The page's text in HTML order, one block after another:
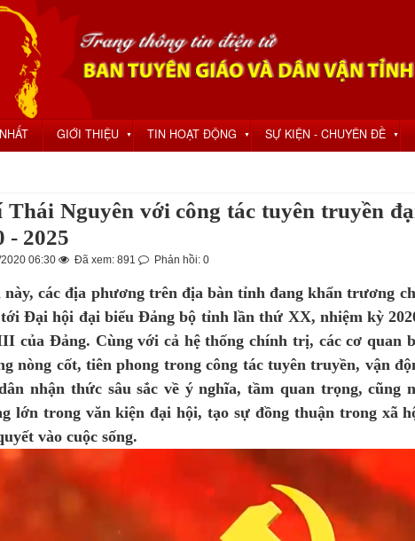
GIỚI THIỆU ▼ TIN HOẠT ĐỘNG ▼ SỰ KIỆN - CHUYÊN ĐỀ ▼
Thái Nguyên với công tác tuyên truyền
- 2025
06:30 Đã xem: 891 Phản hồi: 0
các địa phương trên địa bàn tỉnh đang khẩn trương
Đại hội đại biểu Đảng bộ tỉnh lần thứ XX, nhiệm kỳ
của Đảng. Cùng với cả hệ thống chính trị, các cơ quan
nòng cốt, tiên phong trong công tác tuyên truyền, vận
nhận thức sâu sắc về ý nghĩa, tầm quan trọng, cũng
lớn trong văn kiện đại hội, tạo sự đồng thuận trong xã
vào cuộc sống.